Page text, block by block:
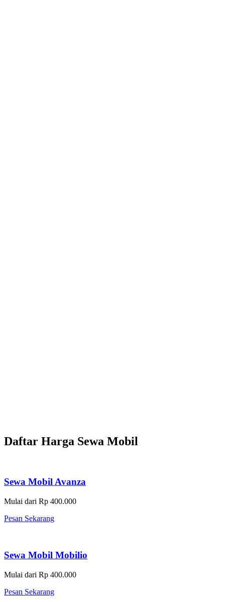
Daftar Harga Sewa Mobil
Sewa Mobil Avanza
Mulai dari Rp 400.000
Pesan Sekarang
Sewa Mobil Mobilio
Mulai dari Rp 400.000
Pesan Sekarang